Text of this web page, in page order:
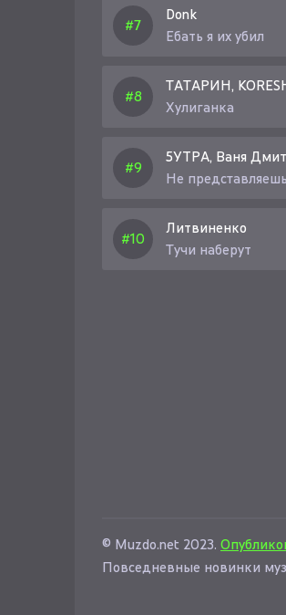
Donk
Ебать я их убил
ТАТАРИН,
Хулиганка
5УТРА, Ваня
Не представляешь
Литвиненко
Тучи наберут
© Muzdo.net 2023.
Повседневные новинки